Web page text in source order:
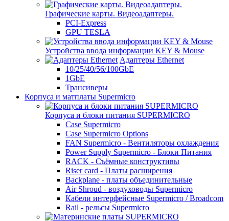
Графические карты. Видеоадаптеры.
PCI-Express
GPU TESLA
Устройства ввода информации KEY & Mouse
Адаптеры Ethernet
10/25/40/56/100GbE
1GbE
Трансиверы
Корпуса и матплаты Supermicro
Корпуса и блоки питания SUPERMICRO
Case Supermicro
Case Supermicro Options
FAN Supermicro - Вентиляторы охлаждения
Power Supply Supermicro - Блоки Питания
RACK - Съёмные конструктивы
Riser card - Платы расширения
Backplane - платы объединительные
Air Shroud - воздуховоды Supermicro
Кабели интерфейсные Supermicro / Broadcom
Rail - рельсы Supermicro